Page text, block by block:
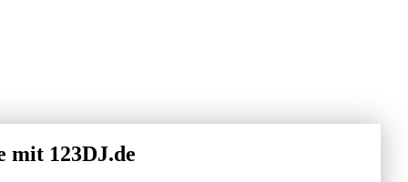
mit 123DJ.de